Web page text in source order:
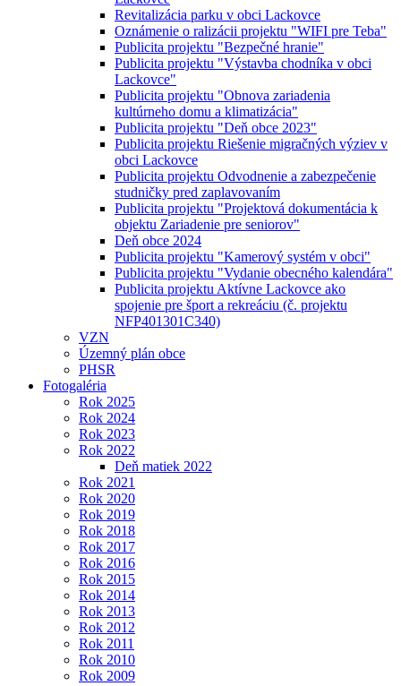
Revitalizácia parku v obci Lackovce
Oznámenie o ralizácii projektu "WIFI pre Teba"
Publicita projektu "Bezpečné hranie"
Publicita projektu "Výstavba chodníka v obci
Lackovce"
Publicita projektu "Obnova zariadenia
kultúrneho domu a klimatizácia"
Publicita projektu "Deň obce 2023"
Publicita projektu Riešenie migračných výziev v
obci Lackovce
Publicita projektu Odvodnenie a zabezpečenie
studničky pred zaplavovaním
Publicita projektu "Projektová dokumentácia k
objektu Zariadenie pre seniorov"
Deň obce 2024
Publicita projektu "Kamerový systém v obci"
Publicita projektu "Vydanie obecného kalendára"
Publicita projektu Aktívne Lackovce ako
spojenie pre šport a rekreáciu (č. projektu
NFP401301C340)
VZN
Územný plán obce
PHSR
Fotogaléria
Rok 2025
Rok 2024
Rok 2023
Rok 2022
Deň matiek 2022
Rok 2021
Rok 2020
Rok 2019
Rok 2018
Rok 2017
Rok 2016
Rok 2015
Rok 2014
Rok 2013
Rok 2012
Rok 2011
Rok 2010
Rok 2009